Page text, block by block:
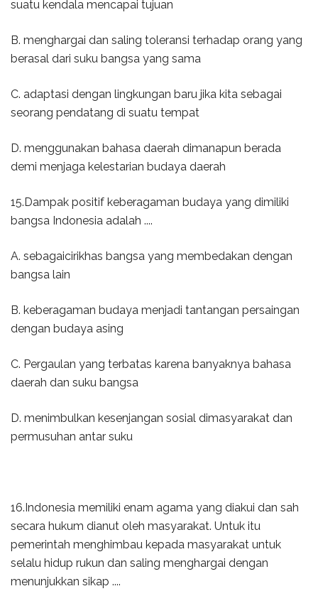
suatu kendala mencapai tujuan
B. menghargai dan saling toleransi terhadap orang yang
berasal dari suku bangsa yang sama
C. adaptasi dengan lingkungan baru jika kita sebagai
seorang pendatang di suatu tempat
D. menggunakan bahasa daerah dimanapun berada
demi menjaga kelestarian budaya daerah
15.Dampak positif keberagaman budaya yang dimiliki
bangsa Indonesia adalah ....
A. sebagaicirikhas bangsa yang membedakan dengan
bangsa lain
B. keberagaman budaya menjadi tantangan persaingan
dengan budaya asing
C. Pergaulan yang terbatas karena banyaknya bahasa
daerah dan suku bangsa
D. menimbulkan kesenjangan sosial dimasyarakat dan
permusuhan antar suku
16.Indonesia memiliki enam agama yang diakui dan sah
secara hukum dianut oleh masyarakat. Untuk itu
pemerintah menghimbau kepada masyarakat untuk
selalu hidup rukun dan saling menghargai dengan
menunjukkan sikap ....